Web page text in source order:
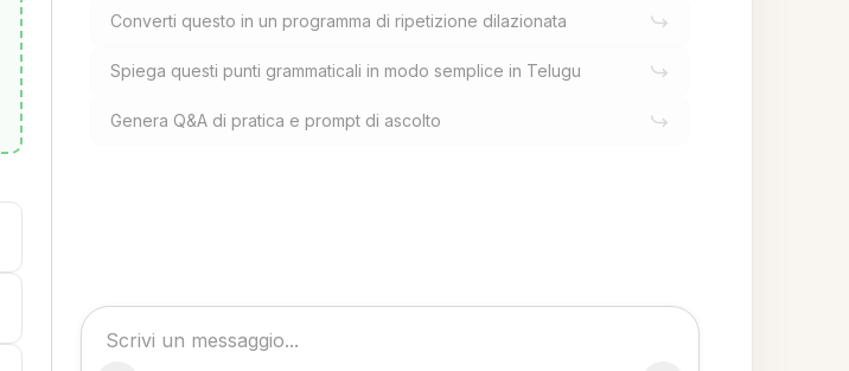
Converti questo in un programma di ripetizione dilazionata
Spiega questi punti grammaticali in modo semplice in Telugu
Genera Q&A di pratica e prompt di ascolto